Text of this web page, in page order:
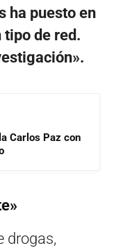
ha puesto en
de red.
Carlos Paz con
drogas,